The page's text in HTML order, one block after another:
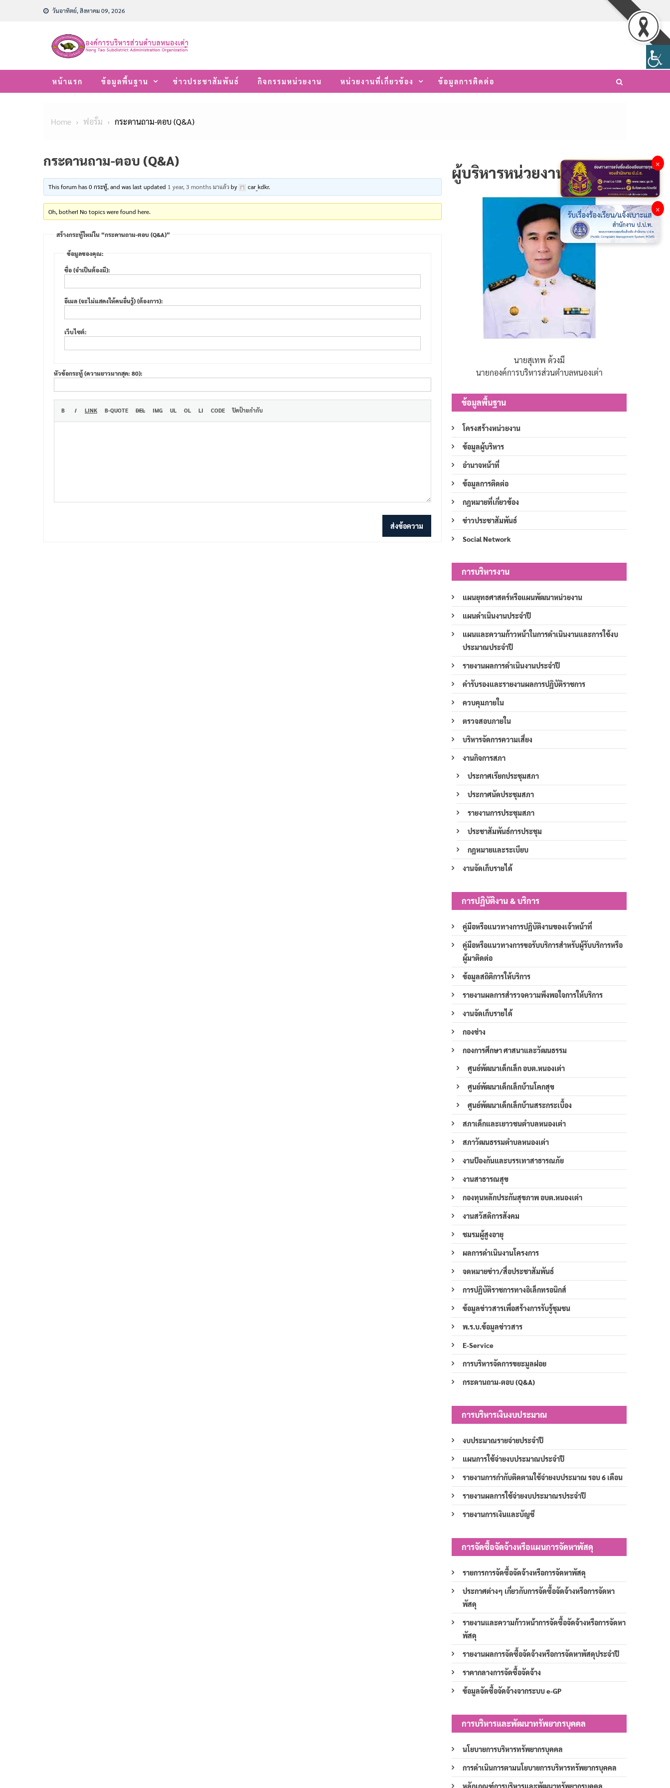
วันอาทิตย์, สิงหาคม 09, 2026
หน้าแรก ข้อมูลพื้นฐาน ข่าวประชาสัมพันธ์ กิจกรรมหน่วยงาน หน่วยงานที่เกี่ยวข้อง ข้อมูลการติดต่อ
Home ฟอรั่ม กระดานถาม-ตอบ (Q&A)
กระดานถาม-ตอบ (Q&A)
This forum has 0 กระทู้, and was last updated 1 year, 3 months มาแล้วby car_kdkr.
Oh, bother! No topics were found here.
สร้างกระทู้ใหม่ใน “กระดานถาม-ตอบ (Q&A)”
ข้อมูลของคุณ:
ชื่อ (จำเป็นต้องมี):
อีเมล (จะไม่แสดงให้คนอื่นรู้) (ต้องการ):
เว็บไซต์:
หัวข้อกระทู้ (ความยาวมากสุด: 80):
ส่งข้อความ
ผู้บริหารหน่วยงาน
นายสุเทพ ด้วงมี
นายกองค์การบริหารส่วนตำบลหนองเต่า
ข้อมูลพื้นฐาน
โครงสร้างหน่วยงาน
ข้อมูลผู้บริหาร
อำนาจหน้าที่
ข้อมูลการติดต่อ
กฎหมายที่เกี่ยวข้อง
ข่าวประชาสัมพันธ์
Social Network
การบริหารงาน
แผนยุทธศาสตร์หรือแผนพัฒนาหน่วยงาน
แผนดำเนินงานประจำปี
แผนและความก้าวหน้าในการดำเนินงานและการใช้งบ
ประมาณประจำปี
รายงานผลการดำเนินงานประจำปี
คำรับรองและรายงานผลการปฏิบัติราชการ
ควบคุมภายใน
ตรวจสอบภายใน
บริหารจัดการความเสี่ยง
งานกิจการสภา
ประกาศเรียกประชุมสภา
ประกาศนัดประชุมสภา
รายงานการประชุมสภา
ประชาสัมพันธ์การประชุม
กฎหมายและระเบียบ
งานจัดเก็บรายได้
การปฏิบัติงาน & บริการ
คู่มือหรือแนวทางการปฏิบัติงานของเจ้าหน้าที่
คู่มือหรือแนวทางการขอรับบริการสำหรับผู้รับบริการหรือ
ผู้มาติดต่อ
ข้อมูลสถิติการให้บริการ
รายงานผลการสำรวจความพึงพอใจการให้บริการ
งานจัดเก็บรายได้
กองช่าง
กองการศึกษา ศาสนาและวัฒนธรรม
ศูนย์พัฒนาเด็กเล็ก อบต.หนองเต่า
ศูนย์พัฒนาเด็กเล็กบ้านโคกสุข
ศูนย์พัฒนาเด็กเล็กบ้านสระกระเบื้อง
สภาเด็กและเยาวชนตำบลหนองเต่า
สภาวัฒนธรรมตำบลหนองเต่า
งานป้องกันและบรรเทาสาธารณภัย
งานสาธารณสุข
กองทุนหลักประกันสุขภาพ อบต.หนองเต่า
งานสวัสดิการสังคม
ชมรมผู้สูงอายุ
ผลการดำเนินงานโครงการ
จดหมายข่าว/สื่อประชาสัมพันธ์
การปฏิบัติราชการทางอิเล็กทรอนิกส์
ข้อมูลข่าวสารเพื่อสร้างการรับรู้ชุมชน
พ.ร.บ.ข้อมูลข่าวสาร
E-Service
การบริหารจัดการขยะมูลฝอย
กระดานถาม-ตอบ (Q&A)
การบริหารเงินงบประมาณ
งบประมาณรายจ่ายประจำปี
แผนการใช้จ่ายงบประมาณประจำปี
รายงานการกำกับติดตามใช้จ่ายงบประมาณ รอบ 6 เดือน
รายงานผลการใช้จ่ายงบประมาณรประจำปี
รายงานการเงินและบัญชี
การจัดซื้อจัดจ้างหรือแผนการจัดหาพัสดุ
รายการการจัดซื้อจัดจ้างหรือการจัดหาพัสดุ
ประกาศต่างๆ เกี่ยวกับการจัดซื้อจัดจ้างหรือการจัดหา
พัสดุ
รายงานและความก้าวหน้าการจัดซื้อจัดจ้างหรือการจัดหา
พัสดุ
รายงานผลการจัดซื้อจัดจ้างหรือการจัดหาพัสดุประจำปี
ราคากลางการจัดซื้อจัดจ้าง
ข้อมูลจัดซื้อจัดจ้างจากระบบ e-GP
การบริหารและพัฒนาทรัพยากรบุคคล
นโยบายการบริหารทรัพยากรบุคคล
การดำเนินการตามนโยบายการบริหารทรัพยากรบุคคล
หลักเกณฑ์การบริหารและพัฒนาทรัพยากรบุคคล
×
×